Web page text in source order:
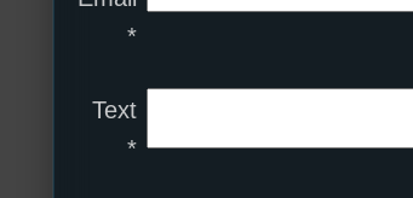
*
Text
*